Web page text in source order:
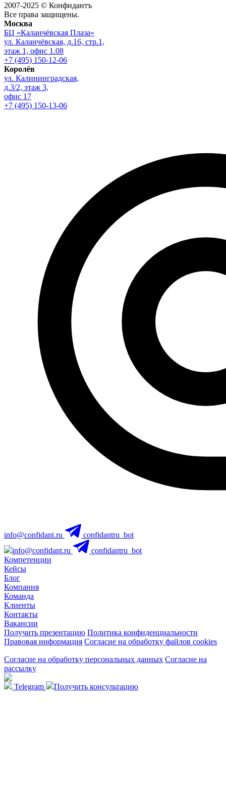
2007-2025 © Конфидантъ
Все права защищены.
Москва
БЦ «Каланчёвская Плаза»
ул. Каланчёвская, д.16, стр.1,
этаж 1, офис 1.08
+7 (495) 150-12-06
Королёв
ул. Калининградская,
д.3/2, этаж 3,
офис 17
+7 (495) 150-13-06
info@confidant.ru
confidantru_bot
info@confidant.ru
confidantru_bot
Компетенции
Кейсы
Блог
Компания
Команда
Клиенты
Контакты
Вакансии
Получить презентацию Политика конфиденциальности
Правовая информация Согласие на обработку файлов cookies
Согласие на обработку персональных данных Согласие на
рассылку
Telegram Получить консультацию